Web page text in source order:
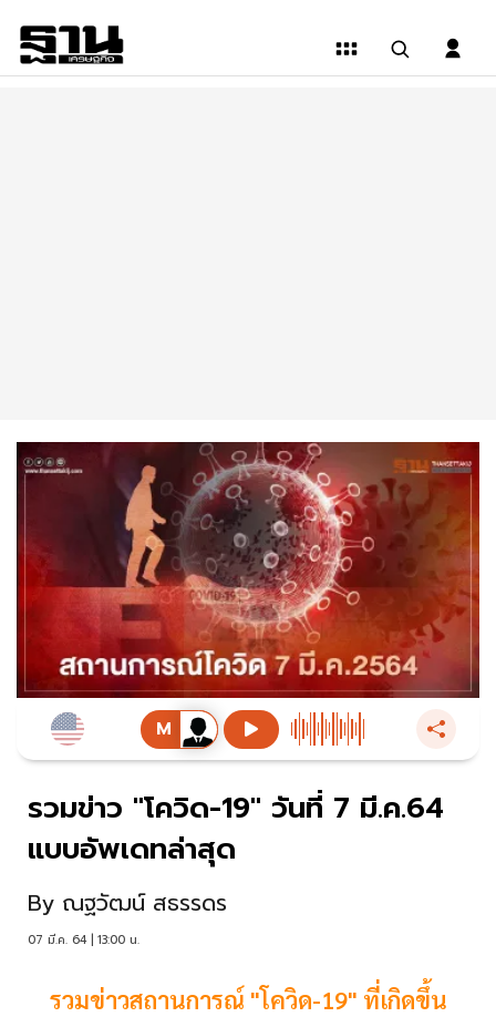
รวมข่าว "โควิด-19" วันที่ 7 มี.ค.64
แบบอัพเดทล่าสุด
By ณฐวัฒน์ สธรรดร
07 มี.ค. 64 | 13:00 น.
รวมข่าวสถานการณ์ "โควิด-19" ที่เกิดขึ้น